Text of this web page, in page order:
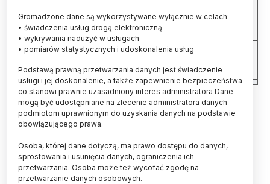
13 14 15 16 17 18
20 22
27 28 29 30 1 2
NEWSLETTER
Zapraszamy do zapisania się
do naszego newslettera
Gromadzone dane są wykorzystywane wyłącznie w celach:
• świadczenia usług drogą elektroniczną
• wykrywania nadużyć w usługach
• pomiarów statystycznych i udoskonalenia usług
Podstawą prawną przetwarzania danych jest świadczenie
usługi i jej doskonalenie, a także zapewnienie bezpieczeństwa
co stanowi prawnie uzasadniony interes administratora Dane
mogą być udostępniane na zlecenie administratora danych
podmiotom uprawnionym do uzyskania danych na podstawie
obowiązującego prawa.
Osoba, której dane dotyczą, ma prawo dostępu do danych,
sprostowania i usunięcia danych, ograniczenia ich
przetwarzania. Osoba może też wycofać zgodę na
przetwarzanie danych osobowych.